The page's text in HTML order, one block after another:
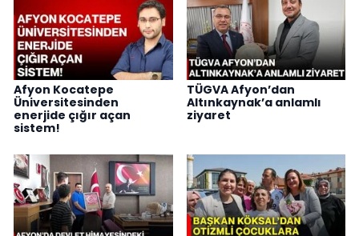
Afyon Kocatepe
Üniversitesinden
enerjide çığır açan
sistem!
TÜGVA Afyon’dan
Altınkaynak’a anlamlı
ziyaret